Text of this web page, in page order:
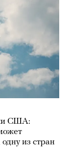
США:
из стран